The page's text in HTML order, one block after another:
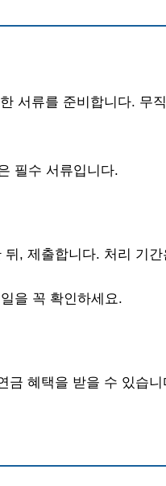
서류를 준비합니다. 무
필수 서류입니다.
, 제출합니다. 처리 기
을 꼭 확인하세요.
금 혜택을 받을 수 있습